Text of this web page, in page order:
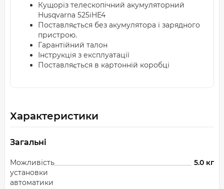
Кущоріз телескопічний акумуляторний
Husqvarna 525iHE4
Поставляється без акумулятора і зарядного
пристрою.
Гарантійний талон
Інструкція з експлуатації
Поставляється в картонній коробці
Характеристики
Загальні
Можливість
установки
автоматики
5.0 кг